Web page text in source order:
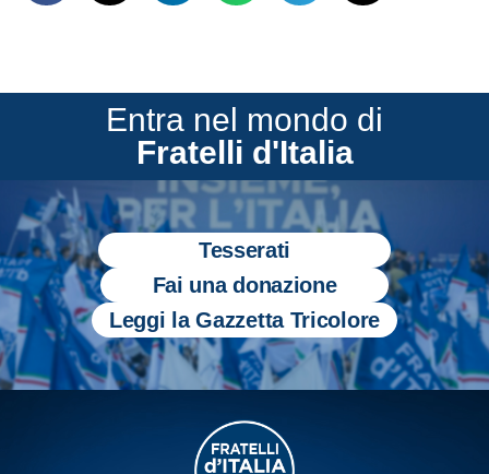
Entra nel mondo di
Fratelli d'Italia
Tesserati
Fai una donazione
Leggi la Gazzetta Tricolore